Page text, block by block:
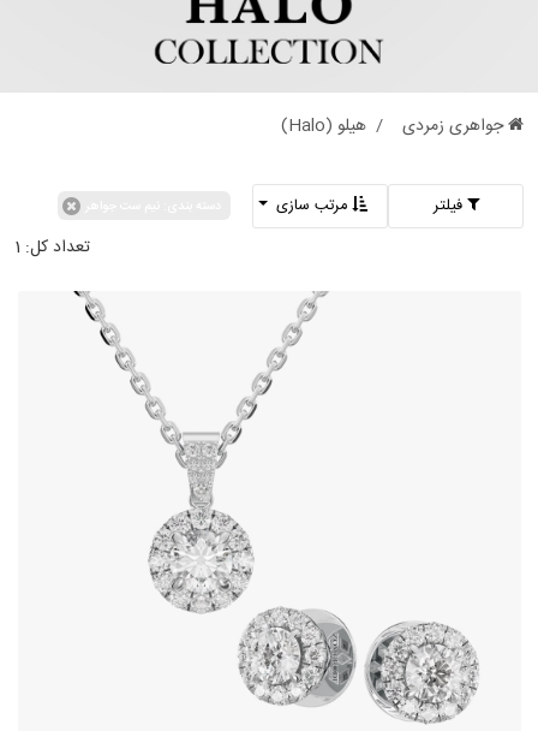
جواهری زمردی هیلو (Halo)
فیلتر
تعداد کل: 1
نیم ست برلیان طرح سان
تومان